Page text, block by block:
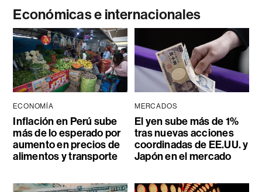
Económicas e internacionales
ECONOMÍA
Inflación en Perú sube
más de lo esperado por
aumento en precios de
alimentos y transporte
MERCADOS
El yen sube más de 1%
tras nuevas acciones
coordinadas de EE.UU. y
Japón en el mercado